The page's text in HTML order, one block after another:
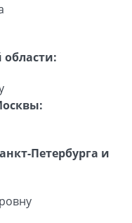
области:
Петербурга и